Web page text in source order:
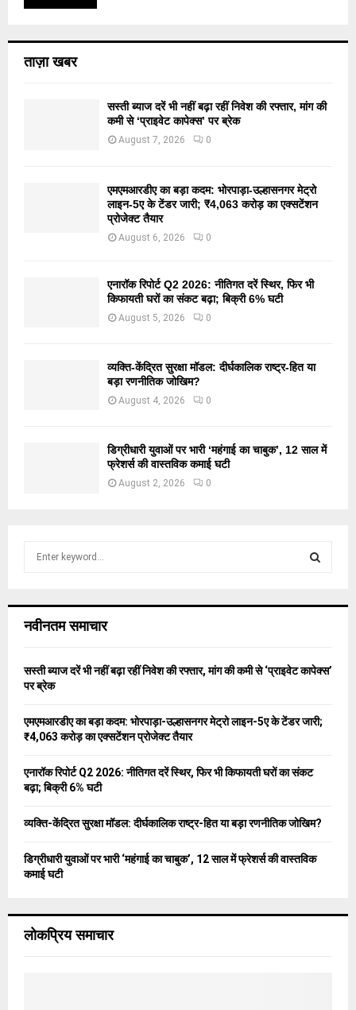
ताज़ा खबर
सस्ती ब्याज दरें भी नहीं बढ़ा रहीं निवेश की रफ्तार, मांग की
कमी से ‘प्राइवेट कापेक्स’ पर ब्रेक
August 7, 2026 0
एमएमआरडीए का बड़ा कदम: भोरपाड़ा-उल्हासनगर मेट्रो
लाइन-5ए के टेंडर जारी; ₹4,063 करोड़ का एक्सटेंशन
प्रोजेक्ट तैयार
August 6, 2026 0
एनारॉक रिपोर्ट Q2 2026: नीतिगत दरें स्थिर, फिर भी
किफायती घरों का संकट बढ़ा; बिक्री 6% घटी
August 5, 2026 0
व्यक्ति-केंद्रित सुरक्षा मॉडल: दीर्घकालिक राष्ट्र-हित या
बड़ा रणनीतिक जोखिम?
August 4, 2026 0
डिग्रीधारी युवाओं पर भारी ‘महंगाई का चाबुक’, 12 साल में
फ्रेशर्स की वास्तविक कमाई घटी
August 2, 2026 0
h
o
r
C
नवीनतम समाचार
सस्ती ब्याज दरें भी नहीं बढ़ा रहीं निवेश की रफ्तार, मांग की कमी से ‘प्राइवेट कापेक्स’
पर ब्रेक
एमएमआरडीए का बड़ा कदम: भोरपाड़ा-उल्हासनगर मेट्रो लाइन-5ए के टेंडर जारी;
₹4,063 करोड़ का एक्सटेंशन प्रोजेक्ट तैयार
एनारॉक रिपोर्ट Q2 2026: नीतिगत दरें स्थिर, फिर भी किफायती घरों का संकट
बढ़ा; बिक्री 6% घटी
व्यक्ति-केंद्रित सुरक्षा मॉडल: दीर्घकालिक राष्ट्र-हित या बड़ा रणनीतिक जोखिम?
डिग्रीधारी युवाओं पर भारी ‘महंगाई का चाबुक’, 12 साल में फ्रेशर्स की वास्तविक
कमाई घटी
लोकप्रिय समाचार